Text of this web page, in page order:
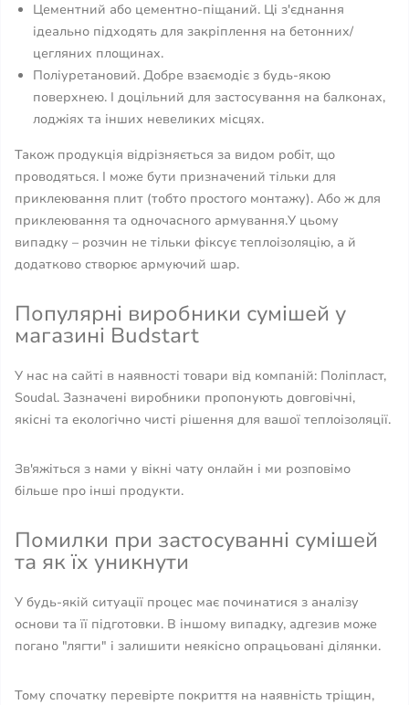
Цементний або цементно-піщаний. Ці з'єднання
ідеально підходять для закріплення на бетонних/
цегляних площинах.
Поліуретановий. Добре взаємодіє з будь-якою
поверхнею. І доцільний для застосування на балконах,
лоджіях та інших невеликих місцях.
Також продукція відрізняється за видом робіт, що
проводяться. І може бути призначений тільки для
приклеювання плит (тобто простого монтажу). Або ж для
приклеювання та одночасного армування.У цьому
випадку – розчин не тільки фіксує теплоізоляцію, а й
додатково створює армуючий шар.
Популярні виробники сумішей у
магазині Budstart
У нас на сайті в наявності товари від компаній: Поліпласт,
Soudal. Зазначені виробники пропонують довговічні,
якісні та екологічно чисті рішення для вашої теплоізоляції.
Зв'яжіться з нами у вікні чату онлайн і ми розповімо
більше про інші продукти.
Помилки при застосуванні сумішей
та як їх уникнути
У будь-якій ситуації процес має починатися з аналізу
основи та її підготовки. В іншому випадку, адгезив може
погано "лягти" і залишити неякісно опрацьовані ділянки.
Тому спочатку перевірте покриття на наявність тріщин,